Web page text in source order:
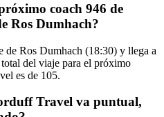
coach 946 de
Ros Dumhach?
de Ros Dumhach (18:30) y llega a
del viaje para el próximo
es de 105.
Travel va puntual,